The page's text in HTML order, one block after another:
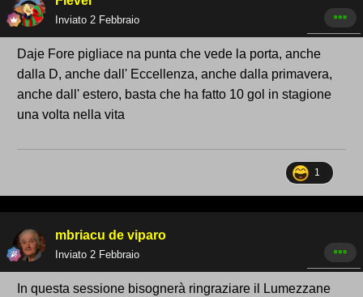
Inviato 2 Febbraio
Daje Fore pigliace na punta che vede la porta, anche
dalla D, anche dall' Eccellenza, anche dalla primavera,
anche dall' estero, basta che ha fatto 10 gol in stagione
una volta nella vita
1
mbriacu de viparo
Inviato 2 Febbraio
In questa sessione bisognerà ringraziare il Lumezzane